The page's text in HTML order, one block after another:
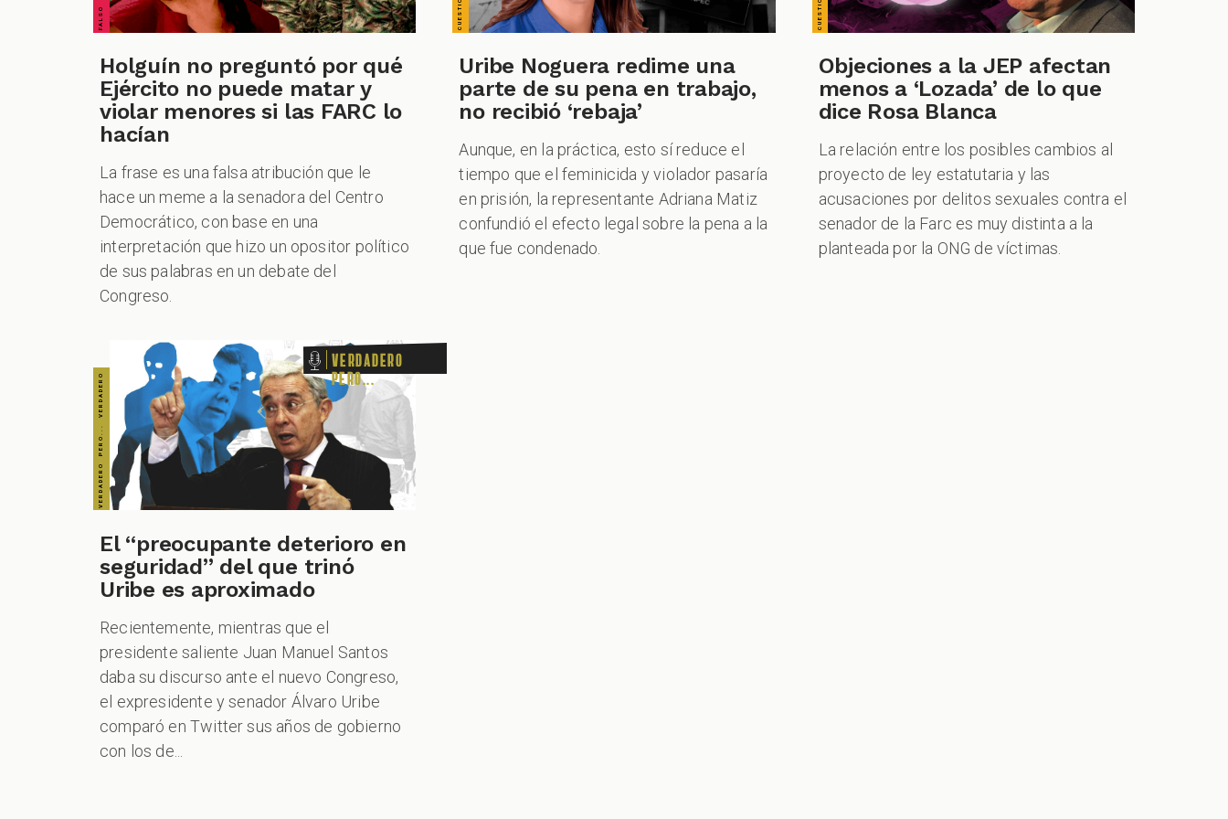
Holguín no preguntó por qué
Ejército no puede matar y
violar menores si las FARC lo
hacían
La frase es una falsa atribución que le
hace un meme a la senadora del Centro
Democrático, con base en una
interpretación que hizo un opositor político
de sus palabras en un debate del
Congreso.
Uribe Noguera redime una
parte de su pena en trabajo,
no recibió ‘rebaja’
Aunque, en la práctica, esto sí reduce el
tiempo que el feminicida y violador pasaría
en prisión, la representante Adriana Matiz
confundió el efecto legal sobre la pena a la
que fue condenado.
Objeciones a la JEP afectan
menos a ‘Lozada’ de lo que
dice Rosa Blanca
La relación entre los posibles cambios al
proyecto de ley estatutaria y las
acusaciones por delitos sexuales contra el
senador de la Farc es muy distinta a la
planteada por la ONG de víctimas.
VERDADERO PERO... VERDADERO PERO... VERDADERO PERO... VERDADERO PERO... VERDADERO PERO... VERDADERO PERO... VERDADERO PERO...
Verdadero
pero...
El “preocupante deterioro en
seguridad” del que trinó
Uribe es aproximado
Recientemente, mientras que el
presidente saliente Juan Manuel Santos
daba su discurso ante el nuevo Congreso,
el expresidente y senador Álvaro Uribe
comparó en Twitter sus años de gobierno
con los de...